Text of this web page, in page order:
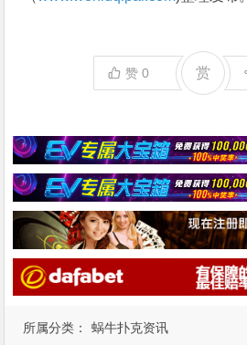
所属分类： 蜗牛扑克资讯
赞0 赏